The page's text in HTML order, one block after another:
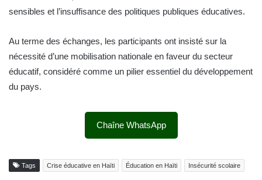
sensibles et l’insuffisance des politiques publiques éducatives.
Au terme des échanges, les participants ont insisté sur la
nécessité d’une mobilisation nationale en faveur du secteur
éducatif, considéré comme un pilier essentiel du développement
du pays.
Chaîne WhatsApp
Tags Crise éducative en Haïti Éducation en Haïti Insécurité scolaire